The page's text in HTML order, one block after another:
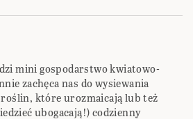
mini gospodarstwo kwiatowo-
zachęca nas do wysiewania
które urozmaicają lub też
ubogacają!) codzienny